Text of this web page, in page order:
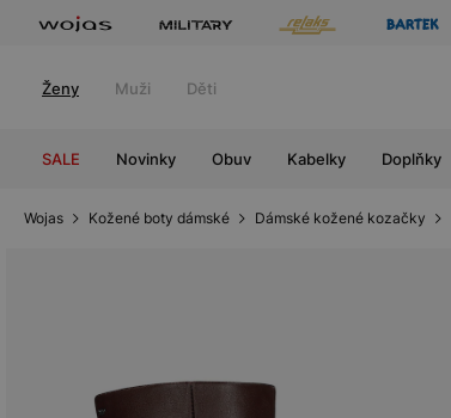
Ženy Muži Děti
SALE Novinky Obuv Kabelky Doplňky
Wojas Kožené boty dámské Dámské kožené kozačky